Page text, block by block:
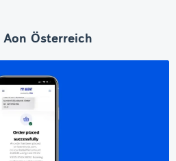
Österreich